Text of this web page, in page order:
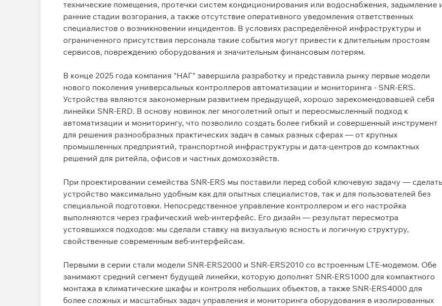
технические помещения, протечки систем кондиционирования или водоснабжения, задымление
ранние стадии возгорания, а также отсутствие оперативного уведомления ответственных
специалистов о возникновении инцидентов. В условиях распределённой инфраструктуры и
ограниченного присутствия персонала такие события могут привести к длительным простоям
сервисов, повреждению оборудования и значительным финансовым потерям.
В конце 2025 года компания "НАГ" завершила разработку и представила рынку первые модели
нового поколения универсальных контроллеров автоматизации и мониторинга - SNR-ERS.
Устройства являются закономерным развитием предыдущей, хорошо зарекомендовавшей себя
линейки SNR-ERD. В основу новинок лег многолетний опыт и переосмысленный подход к
автоматизации и мониторингу, что позволило создать более гибкий и совершенный инструмент
для решения разнообразных практических задач в самых разных сферах — от крупных
промышленных предприятий, транспортной инфраструктуры и дата-центров до компактных
решений для ритейла, офисов и частных домохозяйств.
При проектировании семейства SNR-ERS мы поставили перед собой ключевую задачу — сделать
устройство максимально удобным как для опытных специалистов, так и для пользователей без
специальной подготовки. Непосредственное управление контроллером и его настройка
выполняются через графический web-интерфейс. Его дизайн — результат пересмотра
устоявшихся подходов: мы сделали ставку на визуальную ясность и логичную структуру,
свойственные современным веб-интерфейсам.
Первыми в серии стали модели SNR‑ERS2000 и SNR‑ERS2010 со встроенным LTE‑модемом. Обе
занимают средний сегмент будущей линейки, которую дополнят SNR‑ERS1000 для компактного
монтажа в климатические шкафы и контроля небольших объектов, а также SNR‑ERS4000 для
более сложных и масштабных задач управления и мониторинга оборудования в изолированных